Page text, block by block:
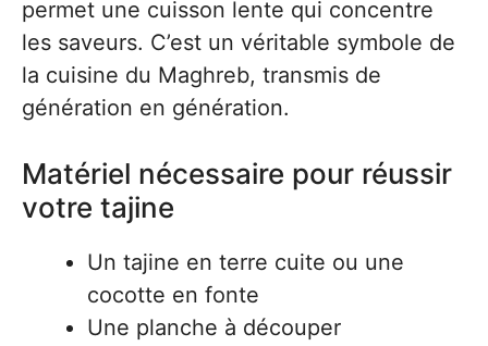
permet une cuisson lente qui concentre
les saveurs. C’est un véritable symbole de
la cuisine du Maghreb, transmis de
génération en génération.
Matériel nécessaire pour réussir
votre tajine
Un tajine en terre cuite ou une
cocotte en fonte
Une planche à découper